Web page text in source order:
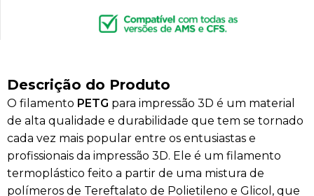
Descrição do Produto
O filamento PETG para impressão 3D é um material
de alta qualidade e durabilidade que tem se tornado
cada vez mais popular entre os entusiastas e
profissionais da impressão 3D. Ele é um filamento
termoplástico feito a partir de uma mistura de
polímeros de Tereftalato de Polietileno e Glicol, que